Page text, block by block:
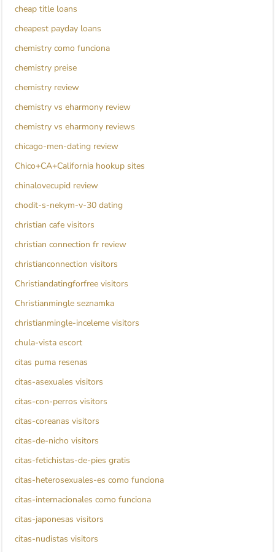
cheap title loans
cheapest payday loans
chemistry como funciona
chemistry preise
chemistry review
chemistry vs eharmony review
chemistry vs eharmony reviews
chicago-men-dating review
Chico+CA+California hookup sites
chinalovecupid review
chodit-s-nekym-v-30 dating
christian cafe visitors
christian connection fr review
christianconnection visitors
Christiandatingforfree visitors
Christianmingle seznamka
christianmingle-inceleme visitors
chula-vista escort
citas puma resenas
citas-asexuales visitors
citas-con-perros visitors
citas-coreanas visitors
citas-de-nicho visitors
citas-fetichistas-de-pies gratis
citas-heterosexuales-es como funciona
citas-internacionales como funciona
citas-japonesas visitors
citas-nudistas visitors